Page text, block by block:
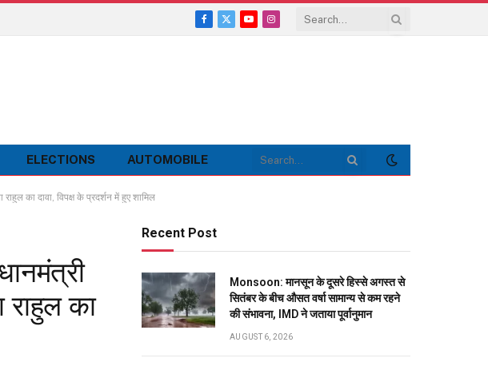
Facebook
X
YouTubeInstagram
ELECTIONS AUTOMOBILE
का दावा, विपक्ष के प्रदर्शन में हुए शामिल
का
Recent Post
Monsoon: मानसून के दूसरे हिस्से अगस्त से
सितंबर के बीच औसत वर्षा सामान्य से कम रहने
की संभावना, IMD ने जताया पूर्वानुमान
AUGUST 6, 2026